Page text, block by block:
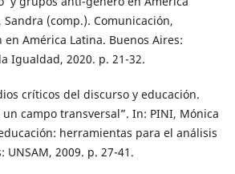
Sandra (comp.). Comunicación,
América Latina. Buenos Aires:
Igualdad, 2020. p. 21-32.
críticos del discurso y educación.
campo transversal”. In: PINI, Mónica
herramientas para el análisis
UNSAM, 2009. p. 27-41.